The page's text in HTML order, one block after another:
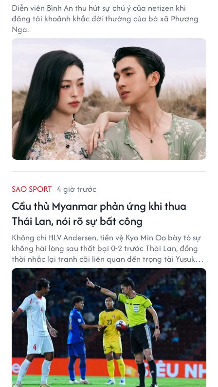
Diễn viên Bình An thu hút sự chú ý của netizen khi
đăng tải khoảnh khắc đời thường của bà xã Phương
Nga.
SAO SPORT 4 giờ trước
Cầu thủ Myanmar phản ứng khi thua
Thái Lan, nói rõ sự bất công
Không chỉ HLV Andersen, tiền vệ Kyo Min Oo bày tỏ sự
không hài lòng sau thất bại 0-2 trước Thái Lan, đồng
thời nhắc lại tranh cãi liên quan đến trọng tài Yusuke
Ohashi.